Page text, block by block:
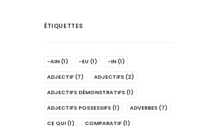
ÉTIQUETTES
-AIN (1) -EU (1) -IN (1)
ADJECTIF (7) ADJECTIFS (2)
ADJECTIFS DÉMONSTRATIFS (1)
ADJECTIFS POSSESSIFS (1) ADVERBES (7)
CE QUI (1) COMPARATIF (1)